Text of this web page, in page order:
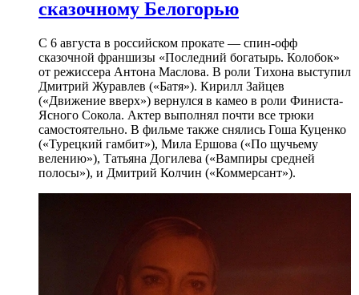
сказочному Белогорью
С 6 августа в российском прокате — спин-офф
сказочной франшизы «Последний богатырь. Колобок»
от режиссера Антона Маслова. В роли Тихона выступил
Дмитрий Журавлев («Батя»). Кирилл Зайцев
(«Движение вверх») вернулся в камео в роли Финиста-
Ясного Сокола. Актер выполнял почти все трюки
самостоятельно. В фильме также снялись Гоша Куценко
(«Турецкий гамбит»), Мила Ершова («По щучьему
велению»), Татьяна Догилева («Вампиры средней
полосы»), и Дмитрий Колчин («Коммерсант»).